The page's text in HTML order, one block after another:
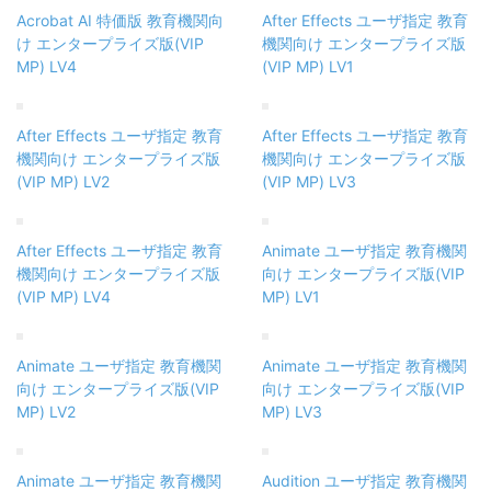
Acrobat AI 特価版 教育機関向
け エンタープライズ版(VIP
MP) LV4
After Effects ユーザ指定 教育
機関向け エンタープライズ版
(VIP MP) LV1
After Effects ユーザ指定 教育
機関向け エンタープライズ版
(VIP MP) LV2
After Effects ユーザ指定 教育
機関向け エンタープライズ版
(VIP MP) LV3
After Effects ユーザ指定 教育
機関向け エンタープライズ版
(VIP MP) LV4
Animate ユーザ指定 教育機関
向け エンタープライズ版(VIP
MP) LV1
Animate ユーザ指定 教育機関
向け エンタープライズ版(VIP
MP) LV2
Animate ユーザ指定 教育機関
向け エンタープライズ版(VIP
MP) LV3
Animate ユーザ指定 教育機関 Audition ユーザ指定 教育機関